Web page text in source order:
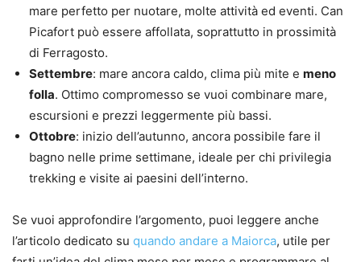
mare perfetto per nuotare, molte attività ed eventi. Can
Picafort può essere affollata, soprattutto in prossimità
di Ferragosto.
Settembre: mare ancora caldo, clima più mite e meno
folla. Ottimo compromesso se vuoi combinare mare,
escursioni e prezzi leggermente più bassi.
Ottobre: inizio dell’autunno, ancora possibile fare il
bagno nelle prime settimane, ideale per chi privilegia
trekking e visite ai paesini dell’interno.
Se vuoi approfondire l’argomento, puoi leggere anche
l’articolo dedicato su quando andare a Maiorca, utile per